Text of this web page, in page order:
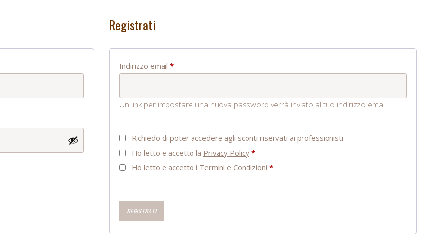
Registrati
Indirizzo email *Richiesto
Un link per impostare una nuova password verrà inviato al tuo indirizzo email.
Richiedo di poter accedere agli sconti riservati ai professionisti
Ho letto e accetto la Privacy Policy *
Ho letto e accetto i Termini e Condizioni *
REGISTRATI